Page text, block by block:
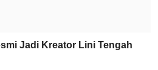
Jadi Kreator Lini Tengah